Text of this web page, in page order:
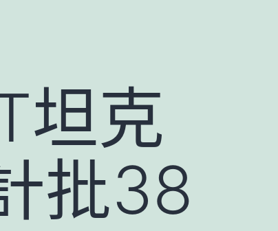
坦克
批38